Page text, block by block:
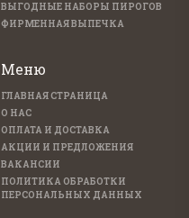
ВЫГОДНЫЕ НАБОРЫ ПИРОГОВ
ФИРМЕННАЯ ВЫПЕЧКА
Меню
ГЛАВНАЯ СТРАНИЦА
О НАС
ОПЛАТА И ДОСТАВКА
АКЦИИ И ПРЕДЛОЖЕНИЯ
ВАКАНСИИ
ПОЛИТИКА ОБРАБОТКИ
ПЕРСОНАЛЬНЫХ ДАННЫХ